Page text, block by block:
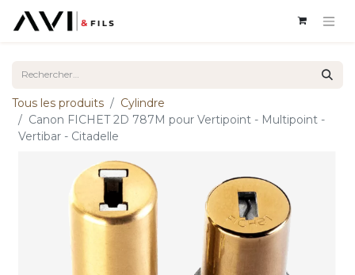
Tous les produits
Cylindre
Canon FICHET 2D 787M pour Vertipoint - Multipoint -
Vertibar - Citadelle